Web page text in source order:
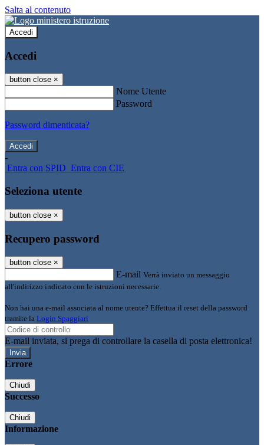
Salta al contenuto
Accedi
Accedi
button close ×
Nome Utente
Password
Password dimenticata?
-
Entra con SPID Entra con CIE
Seleziona utente
button close ×
Recupero password
button close ×
E-mail Verrà inviato un messaggio
all'indirizzo indicato con le istruzioni necessarie.
Non hai una e-mail associata al nome utente? Effettua il reset della password
tramite la Login Spaggiari
E-mail inviata, si prega di controllare la casella di posta elettronica!
Errore
Chiudi
Successo
Chiudi
Informazione